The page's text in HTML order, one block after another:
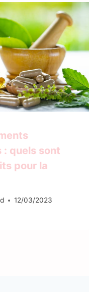
: quels sont
pour la
12/03/2023